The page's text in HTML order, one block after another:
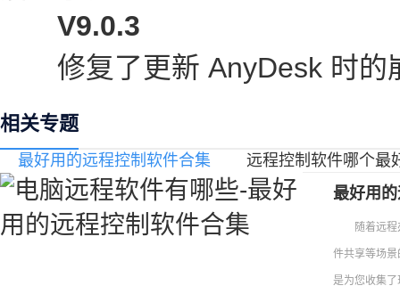
V9.0.3
修复了更新 AnyDesk 时的
相关专题
最好用的远程控制软件合集
远程控制软件哪个最
最好用
随着远程办
件共享等场
是为您收集